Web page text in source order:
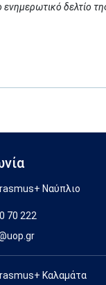
δελτίο
Ναύπλιο
70 222
Καλαμάτα